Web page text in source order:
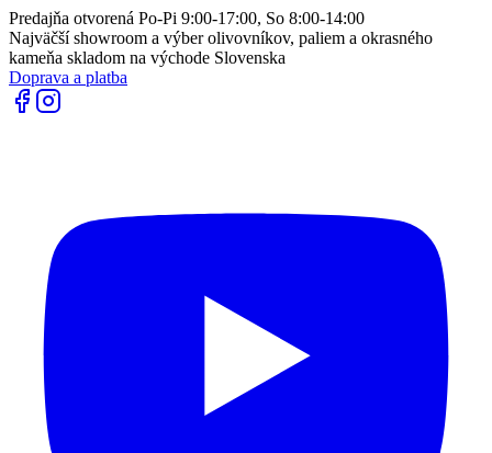
Predajňa otvorená Po-Pi 9:00-17:00, So 8:00-14:00
Najväčší showroom a výber olivovníkov, paliem a okrasného
kameňa skladom na východe Slovenska
Doprava a platba